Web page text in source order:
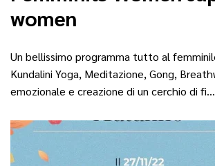
women
Un bellissimo programma tutto al
Kundalini Yoga, Meditazione, Gong,
emozionale e creazione di un cerchio di fi…